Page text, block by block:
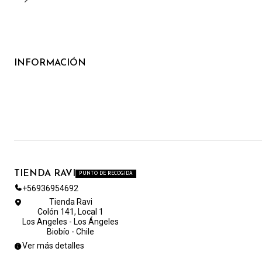
INFORMACIÓN
TIENDA RAVI PUNTO DE RECOGIDA
+56936954692
Tienda Ravi
Colón 141, Local 1
Los Angeles - Los Ángeles
Biobío - Chile
Ver más detalles